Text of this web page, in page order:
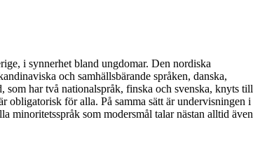
i synnerhet bland ungdomar. Den nordiska
och samhällsbärande språken, danska,
som har två nationalspråk, finska och svenska, knyts till
obligatorisk för alla. På samma sätt är undervisningen i
minoritetsspråk som modersmål talar nästan alltid även